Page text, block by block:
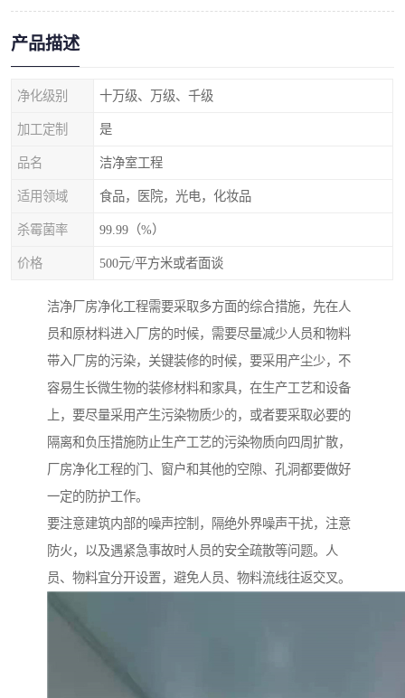
产品描述
净化级别 十万级、万级、千级
加工定制 是
品名 洁净室工程
适用领域 食品，医院，光电，化妆品
杀霉菌率 99.99（%）
价格 500元/平方米或者面谈
洁净厂房净化工程需要采取多方面的综合措施，先在人
员和原材料进入厂房的时候，需要尽量减少人员和物料
带入厂房的污染，关键装修的时候，要采用产尘少，不
容易生长微生物的装修材料和家具，在生产工艺和设备
上，要尽量采用产生污染物质少的，或者要采取必要的
隔离和负压措施防止生产工艺的污染物质向四周扩散，
厂房净化工程的门、窗户和其他的空隙、孔洞都要做好
一定的防护工作。
要注意建筑内部的噪声控制，隔绝外界噪声干扰，注意
防火，以及遇紧急事故时人员的安全疏散等问题。人
员、物料宜分开设置，避免人员、物料流线往返交叉。